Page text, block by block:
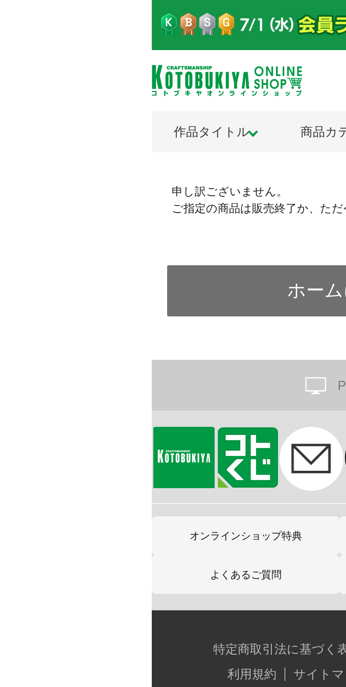
作品タイトル 商品カ
申し訳ございません。
ご指定の商品は販売終了か、た
オンラインショップ特典
よくあるご質問
特定商取引法に基づく
利用規約
サイト